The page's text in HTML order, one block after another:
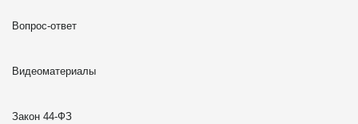
Вопрос-ответ
Видеоматериалы
Закон 44-ФЗ